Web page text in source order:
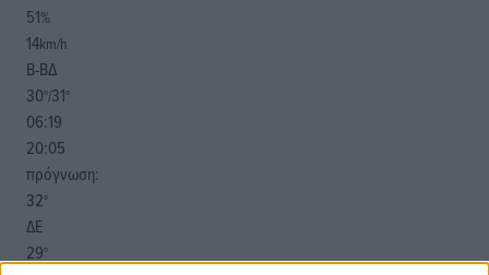
51%
14km/h
Β-ΒΔ
30°/31°
06:19
20:05
πρόγνωση:
32°
ΔΕ
29°